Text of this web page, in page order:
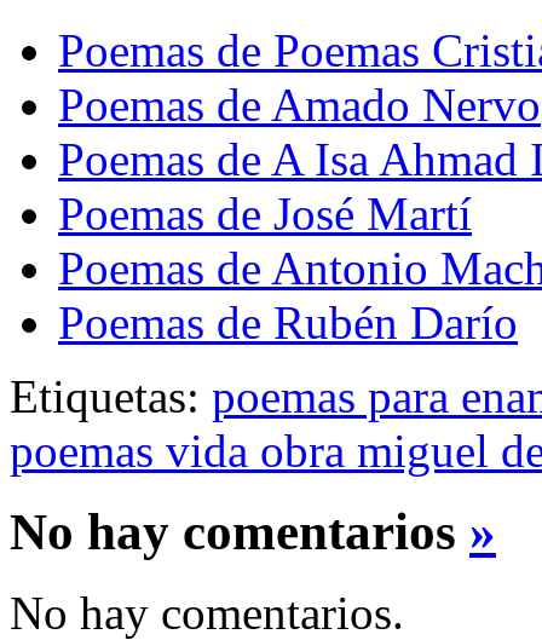
Poemas de Poemas
Poemas de Amado Nervo
Poemas de A Isa
Poemas de José Martí
Poemas de Antonio
Poemas de Rubén Darío
Etiquetas: poemas para
poemas vida obra miguel
No hay comentarios »
No hay comentarios.